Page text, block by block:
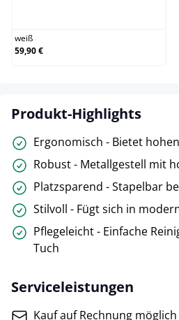
weiß
59,90 €
Produkt-Highlights
Ergonomisch - Bietet
Robust - Metallgestell mit
Platzsparend - Stapelbar
Stilvoll - Fügt sich in
Pflegeleicht - Einfache
Tuch
Serviceleistungen
Kauf auf Rechnung möglich